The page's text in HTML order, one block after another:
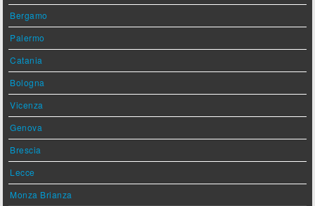
Bergamo
Palermo
Catania
Bologna
Vicenza
Genova
Brescia
Lecce
Monza Brianza